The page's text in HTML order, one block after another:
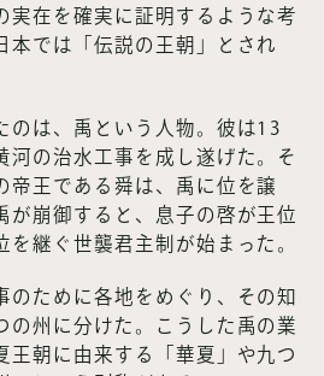
実在を確実に証明するような考
本では「伝説の王朝」とされ
のは、禹という人物。彼は13
河の治水工事を成し遂げた。そ
帝王である舜は、禹に位を譲
が崩御すると、息子の啓が王位
を継ぐ世襲君主制が始まった。
のために各地をめぐり、その知
の州に分けた。こうした禹の業
王朝に由来する「華夏」や九つ